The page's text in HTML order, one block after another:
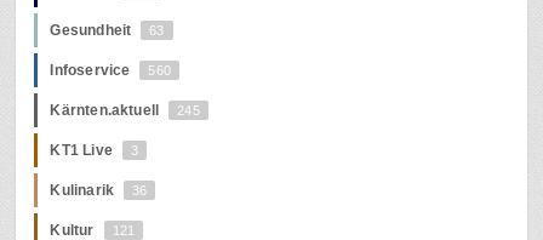
Gesundheit 63
Infoservice 560
Kärnten.aktuell 245
KT1 Live 3
Kulinarik 36
Kultur 121